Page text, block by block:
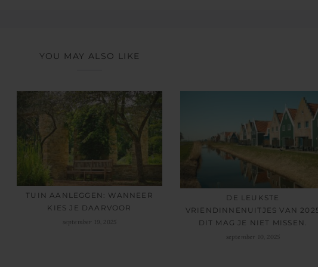
YOU MAY ALSO LIKE
TUIN AANLEGGEN: WANNEER
KIES JE DAARVOOR
september 19, 2025
DE LEUKSTE
VRIENDINNENUITJES VAN
DIT MAG JE NIET MISSEN.
september 10, 2025